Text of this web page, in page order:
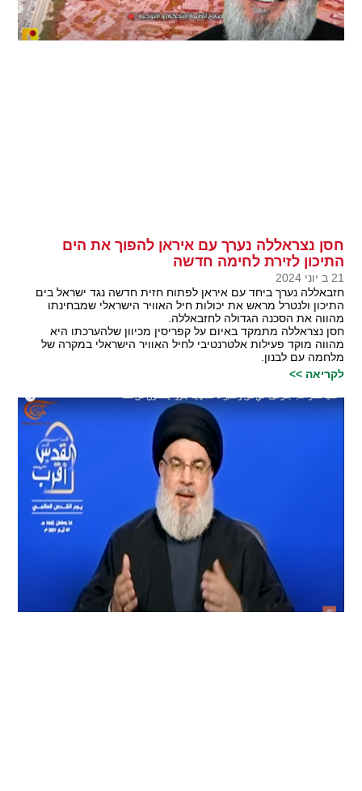
חסן נצראללה נערך עם איראן להפוך את הים
התיכון לזירת לחימה חדשה
21 ב יוני 2024
חזבאללה נערך ביחד עם איראן לפתוח חזית חדשה נגד ישראל בים
התיכון ולנטרל מראש את יכולות חיל האוויר הישראלי שמבחינתו
מהווה את הסכנה הגדולה לחזבאללה.
חסן נצראללה מתמקד באיום על קפריסין מכיוון שלהערכתו היא
מהווה מוקד פעילות אלטרנטיבי לחיל האוויר הישראלי במקרה של
מלחמה עם לבנון.
לקריאה >>